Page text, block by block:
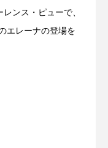
ンス・ピューで、
エレーナの登場を